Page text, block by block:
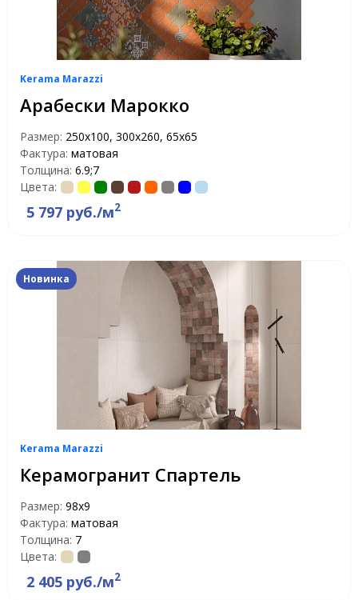
Kerama Marazzi
Арабески Марокко
Размер: 250x100, 300x260, 65x65
Фактура: матовая
Толщина: 6.9;7
Цвета:
5 797 руб./м2
Новинка
Kerama Marazzi
Керамогранит Спартель
Размер: 98x9
Фактура: матовая
Толщина: 7
Цвета:
2 405 руб./м2